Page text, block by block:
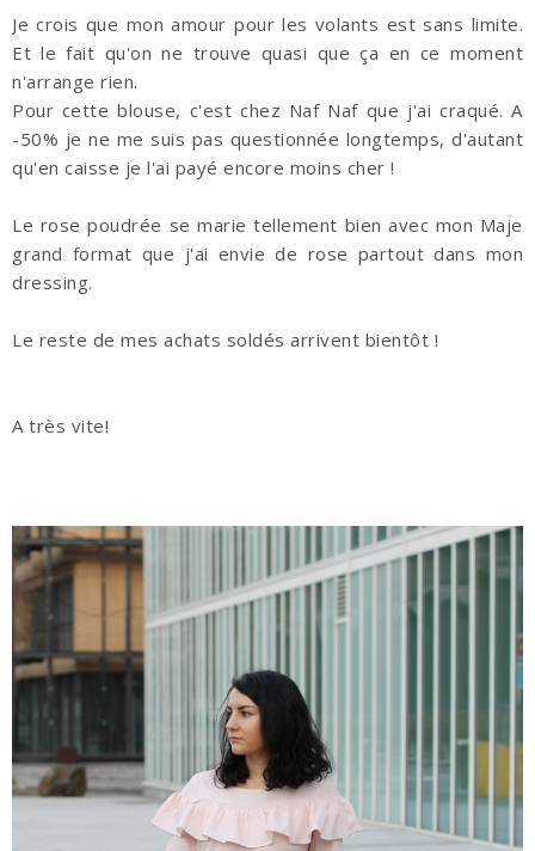
Je crois que mon amour pour les volants est sans limite.
Et le fait qu'on ne trouve quasi que ça en ce moment
n'arrange rien.
Pour cette blouse, c'est chez Naf Naf que j'ai craqué. A
-50% je ne me suis pas questionnée longtemps, d'autant
qu'en caisse je l'ai payé encore moins cher !
Le rose poudrée se marie tellement bien avec mon Maje
grand format que j'ai envie de rose partout dans mon
dressing.
Le reste de mes achats soldés arrivent bientôt !
A très vite!